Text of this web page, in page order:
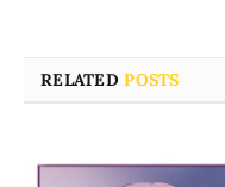
RELATEDPOSTS